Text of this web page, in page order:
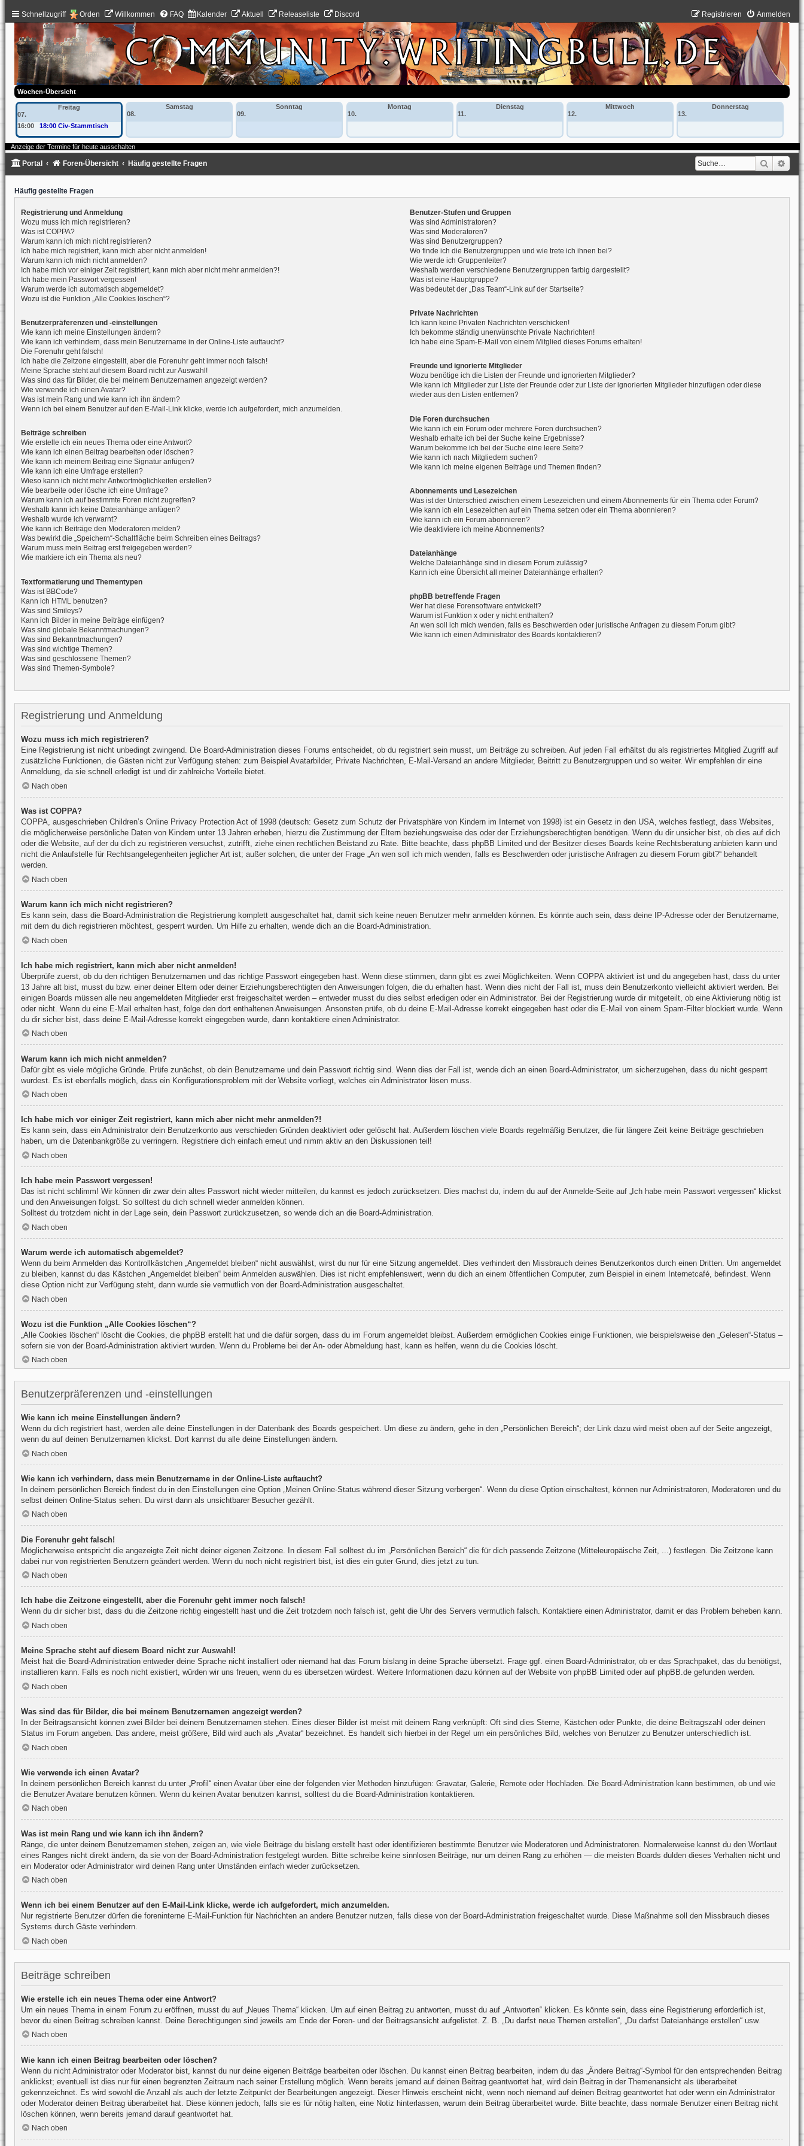
Schnellzugriff Orden Willkommen FAQ Kalender Aktuell Releaseliste Discord Anmelden
Registrieren
Wochen-Übersicht
Freitag
07.
16:00
18:00 Civ-Stammtisch
Samstag
08.
Sonntag
09.
Montag
10.
Dienstag
11.
Mittwoch
12.
Donnerstag
13.
Anzeige der Termine für heute ausschalten
Suche
Portal Foren-Übersicht Häufig gestellte Fragen
Häufig gestellte Fragen
Registrierung und Anmeldung
Wozu muss ich mich registrieren?
Was ist COPPA?
Warum kann ich mich nicht registrieren?
Ich habe mich registriert, kann mich aber nicht anmelden!
Warum kann ich mich nicht anmelden?
Ich habe mich vor einiger Zeit registriert, kann mich aber nicht mehr anmelden?!
Ich habe mein Passwort vergessen!
Warum werde ich automatisch abgemeldet?
Wozu ist die Funktion „Alle Cookies löschen“?
Benutzerpräferenzen und -einstellungen
Wie kann ich meine Einstellungen ändern?
Wie kann ich verhindern, dass mein Benutzername in der Online-Liste auftaucht?
Die Forenuhr geht falsch!
Ich habe die Zeitzone eingestellt, aber die Forenuhr geht immer noch falsch!
Meine Sprache steht auf diesem Board nicht zur Auswahl!
Was sind das für Bilder, die bei meinem Benutzernamen angezeigt werden?
Wie verwende ich einen Avatar?
Was ist mein Rang und wie kann ich ihn ändern?
Wenn ich bei einem Benutzer auf den E-Mail-Link klicke, werde ich aufgefordert, mich anzumelden.
Beiträge schreiben
Wie erstelle ich ein neues Thema oder eine Antwort?
Wie kann ich einen Beitrag bearbeiten oder löschen?
Wie kann ich meinem Beitrag eine Signatur anfügen?
Wie kann ich eine Umfrage erstellen?
Wieso kann ich nicht mehr Antwortmöglichkeiten erstellen?
Wie bearbeite oder lösche ich eine Umfrage?
Warum kann ich auf bestimmte Foren nicht zugreifen?
Weshalb kann ich keine Dateianhänge anfügen?
Weshalb wurde ich verwarnt?
Wie kann ich Beiträge den Moderatoren melden?
Was bewirkt die „Speichern“-Schaltfläche beim Schreiben eines Beitrags?
Warum muss mein Beitrag erst freigegeben werden?
Wie markiere ich ein Thema als neu?
Textformatierung und Thementypen
Was ist BBCode?
Kann ich HTML benutzen?
Was sind Smileys?
Kann ich Bilder in meine Beiträge einfügen?
Was sind globale Bekanntmachungen?
Was sind Bekanntmachungen?
Was sind wichtige Themen?
Was sind geschlossene Themen?
Was sind Themen-Symbole?
Benutzer-Stufen und Gruppen
Was sind Administratoren?
Was sind Moderatoren?
Was sind Benutzergruppen?
Wo finde ich die Benutzergruppen und wie trete ich ihnen bei?
Wie werde ich Gruppenleiter?
Weshalb werden verschiedene Benutzergruppen farbig dargestellt?
Was ist eine Hauptgruppe?
Was bedeutet der „Das Team“-Link auf der Startseite?
Private Nachrichten
Ich kann keine Privaten Nachrichten verschicken!
Ich bekomme ständig unerwünschte Private Nachrichten!
Ich habe eine Spam-E-Mail von einem Mitglied dieses Forums erhalten!
Freunde und ignorierte Mitglieder
Wozu benötige ich die Listen der Freunde und ignorierten Mitglieder?
Wie kann ich Mitglieder zur Liste der Freunde oder zur Liste der ignorierten Mitglieder hinzufügen oder diese
wieder aus den Listen entfernen?
Die Foren durchsuchen
Wie kann ich ein Forum oder mehrere Foren durchsuchen?
Weshalb erhalte ich bei der Suche keine Ergebnisse?
Warum bekomme ich bei der Suche eine leere Seite?
Wie kann ich nach Mitgliedern suchen?
Wie kann ich meine eigenen Beiträge und Themen finden?
Abonnements und Lesezeichen
Was ist der Unterschied zwischen einem Lesezeichen und einem Abonnements für ein Thema oder Forum?
Wie kann ich ein Lesezeichen auf ein Thema setzen oder ein Thema abonnieren?
Wie kann ich ein Forum abonnieren?
Wie deaktiviere ich meine Abonnements?
Dateianhänge
Welche Dateianhänge sind in diesem Forum zulässig?
Kann ich eine Übersicht all meiner Dateianhänge erhalten?
phpBB betreffende Fragen
Wer hat diese Forensoftware entwickelt?
Warum ist Funktion x oder y nicht enthalten?
An wen soll ich mich wenden, falls es Beschwerden oder juristische Anfragen zu diesem Forum gibt?
Wie kann ich einen Administrator des Boards kontaktieren?
Registrierung und Anmeldung
Wozu muss ich mich registrieren?
Eine Registrierung ist nicht unbedingt zwingend. Die Board-Administration dieses Forums entscheidet, ob du registriert sein musst, um Beiträge zu schreiben. Auf jeden Fall erhältst du als registriertes Mitglied Zugriff auf
zusätzliche Funktionen, die Gästen nicht zur Verfügung stehen: zum Beispiel Avatarbilder, Private Nachrichten, E-Mail-Versand an andere Mitglieder, Beitritt zu Benutzergruppen und so weiter. Wir empfehlen dir eine
Anmeldung, da sie schnell erledigt ist und dir zahlreiche Vorteile bietet.
Nach oben
Was ist COPPA?
COPPA, ausgeschrieben Children’s Online Privacy Protection Act of 1998 (deutsch: Gesetz zum Schutz der Privatsphäre von Kindern im Internet von 1998) ist ein Gesetz in den USA, welches festlegt, dass Websites,
die möglicherweise persönliche Daten von Kindern unter 13 Jahren erheben, hierzu die Zustimmung der Eltern beziehungsweise des oder der Erziehungsberechtigten benötigen. Wenn du dir unsicher bist, ob dies auf dich
oder die Website, auf der du dich zu registrieren versuchst, zutrifft, ziehe einen rechtlichen Beistand zu Rate. Bitte beachte, dass phpBB Limited und der Besitzer dieses Boards keine Rechtsberatung anbieten kann und
nicht die Anlaufstelle für Rechtsangelegenheiten jeglicher Art ist; außer solchen, die unter der Frage „An wen soll ich mich wenden, falls es Beschwerden oder juristische Anfragen zu diesem Forum gibt?“ behandelt
werden.
Nach oben
Warum kann ich mich nicht registrieren?
Es kann sein, dass die Board-Administration die Registrierung komplett ausgeschaltet hat, damit sich keine neuen Benutzer mehr anmelden können. Es könnte auch sein, dass deine IP-Adresse oder der Benutzername,
mit dem du dich registrieren möchtest, gesperrt wurden. Um Hilfe zu erhalten, wende dich an die Board-Administration.
Nach oben
Ich habe mich registriert, kann mich aber nicht anmelden!
Überprüfe zuerst, ob du den richtigen Benutzernamen und das richtige Passwort eingegeben hast. Wenn diese stimmen, dann gibt es zwei Möglichkeiten. Wenn COPPA aktiviert ist und du angegeben hast, dass du unter
13 Jahre alt bist, musst du bzw. einer deiner Eltern oder deiner Erziehungsberechtigten den Anweisungen folgen, die du erhalten hast. Wenn dies nicht der Fall ist, muss dein Benutzerkonto vielleicht aktiviert werden. Bei
einigen Boards müssen alle neu angemeldeten Mitglieder erst freigeschaltet werden – entweder musst du dies selbst erledigen oder ein Administrator. Bei der Registrierung wurde dir mitgeteilt, ob eine Aktivierung nötig ist
oder nicht. Wenn du eine E-Mail erhalten hast, folge den dort enthaltenen Anweisungen. Ansonsten prüfe, ob du deine E-Mail-Adresse korrekt eingegeben hast oder die E-Mail von einem Spam-Filter blockiert wurde. Wenn
du dir sicher bist, dass deine E-Mail-Adresse korrekt eingegeben wurde, dann kontaktiere einen Administrator.
Nach oben
Warum kann ich mich nicht anmelden?
Dafür gibt es viele mögliche Gründe. Prüfe zunächst, ob dein Benutzername und dein Passwort richtig sind. Wenn dies der Fall ist, wende dich an einen Board-Administrator, um sicherzugehen, dass du nicht gesperrt
wurdest. Es ist ebenfalls möglich, dass ein Konfigurationsproblem mit der Website vorliegt, welches ein Administrator lösen muss.
Nach oben
Ich habe mich vor einiger Zeit registriert, kann mich aber nicht mehr anmelden?!
Es kann sein, dass ein Administrator dein Benutzerkonto aus verschieden Gründen deaktiviert oder gelöscht hat. Außerdem löschen viele Boards regelmäßig Benutzer, die für längere Zeit keine Beiträge geschrieben
haben, um die Datenbankgröße zu verringern. Registriere dich einfach erneut und nimm aktiv an den Diskussionen teil!
Nach oben
Ich habe mein Passwort vergessen!
Das ist nicht schlimm! Wir können dir zwar dein altes Passwort nicht wieder mitteilen, du kannst es jedoch zurücksetzen. Dies machst du, indem du auf der Anmelde-Seite auf „Ich habe mein Passwort vergessen“ klickst
und den Anweisungen folgst. So solltest du dich schnell wieder anmelden können.
Solltest du trotzdem nicht in der Lage sein, dein Passwort zurückzusetzen, so wende dich an die Board-Administration.
Nach oben
Warum werde ich automatisch abgemeldet?
Wenn du beim Anmelden das Kontrollkästchen „Angemeldet bleiben“ nicht auswählst, wirst du nur für eine Sitzung angemeldet. Dies verhindert den Missbrauch deines Benutzerkontos durch einen Dritten. Um angemeldet
zu bleiben, kannst du das Kästchen „Angemeldet bleiben“ beim Anmelden auswählen. Dies ist nicht empfehlenswert, wenn du dich an einem öffentlichen Computer, zum Beispiel in einem Internetcafé, befindest. Wenn
diese Option nicht zur Verfügung steht, dann wurde sie vermutlich von der Board-Administration ausgeschaltet.
Nach oben
Wozu ist die Funktion „Alle Cookies löschen“?
„Alle Cookies löschen“ löscht die Cookies, die phpBB erstellt hat und die dafür sorgen, dass du im Forum angemeldet bleibst. Außerdem ermöglichen Cookies einige Funktionen, wie beispielsweise den „Gelesen“-Status –
sofern sie von der Board-Administration aktiviert wurden. Wenn du Probleme bei der An- oder Abmeldung hast, kann es helfen, wenn du die Cookies löscht.
Nach oben
Benutzerpräferenzen und -einstellungen
Wie kann ich meine Einstellungen ändern?
Wenn du dich registriert hast, werden alle deine Einstellungen in der Datenbank des Boards gespeichert. Um diese zu ändern, gehe in den „Persönlichen Bereich“; der Link dazu wird meist oben auf der Seite angezeigt,
wenn du auf deinen Benutzernamen klickst. Dort kannst du alle deine Einstellungen ändern.
Nach oben
Wie kann ich verhindern, dass mein Benutzername in der Online-Liste auftaucht?
In deinem persönlichen Bereich findest du in den Einstellungen eine Option „Meinen Online-Status während dieser Sitzung verbergen“. Wenn du diese Option einschaltest, können nur Administratoren, Moderatoren und du
selbst deinen Online-Status sehen. Du wirst dann als unsichtbarer Besucher gezählt.
Nach oben
Die Forenuhr geht falsch!
Möglicherweise entspricht die angezeigte Zeit nicht deiner eigenen Zeitzone. In diesem Fall solltest du im „Persönlichen Bereich“ die für dich passende Zeitzone (Mitteleuropäische Zeit, ...) festlegen. Die Zeitzone kann
dabei nur von registrierten Benutzern geändert werden. Wenn du noch nicht registriert bist, ist dies ein guter Grund, dies jetzt zu tun.
Nach oben
Ich habe die Zeitzone eingestellt, aber die Forenuhr geht immer noch falsch!
Wenn du dir sicher bist, dass du die Zeitzone richtig eingestellt hast und die Zeit trotzdem noch falsch ist, geht die Uhr des Servers vermutlich falsch. Kontaktiere einen Administrator, damit er das Problem beheben kann.
Nach oben
Meine Sprache steht auf diesem Board nicht zur Auswahl!
Meist hat die Board-Administration entweder deine Sprache nicht installiert oder niemand hat das Forum bislang in deine Sprache übersetzt. Frage ggf. einen Board-Administrator, ob er das Sprachpaket, das du benötigst,
installieren kann. Falls es noch nicht existiert, würden wir uns freuen, wenn du es übersetzen würdest. Weitere Informationen dazu können auf der Website von phpBB Limited oder auf phpBB.degefunden werden.
Nach oben
Was sind das für Bilder, die bei meinem Benutzernamen angezeigt werden?
In der Beitragsansicht können zwei Bilder bei deinem Benutzernamen stehen. Eines dieser Bilder ist meist mit deinem Rang verknüpft: Oft sind dies Sterne, Kästchen oder Punkte, die deine Beitragszahl oder deinen
Status im Forum angeben. Das andere, meist größere, Bild wird auch als „Avatar“ bezeichnet. Es handelt sich hierbei in der Regel um ein persönliches Bild, welches von Benutzer zu Benutzer unterschiedlich ist.
Nach oben
Wie verwende ich einen Avatar?
In deinem persönlichen Bereich kannst du unter „Profil“ einen Avatar über eine der folgenden vier Methoden hinzufügen: Gravatar, Galerie, Remote oder Hochladen. Die Board-Administration kann bestimmen, ob und wie
die Benutzer Avatare benutzen können. Wenn du keinen Avatar benutzen kannst, solltest du die Board-Administration kontaktieren.
Nach oben
Was ist mein Rang und wie kann ich ihn ändern?
Ränge, die unter deinem Benutzernamen stehen, zeigen an, wie viele Beiträge du bislang erstellt hast oder identifizieren bestimmte Benutzer wie Moderatoren und Administratoren. Normalerweise kannst du den Wortlaut
eines Ranges nicht direkt ändern, da sie von der Board-Administration festgelegt wurden. Bitte schreibe keine sinnlosen Beiträge, nur um deinen Rang zu erhöhen — die meisten Boards dulden dieses Verhalten nicht und
ein Moderator oder Administrator wird deinen Rang unter Umständen einfach wieder zurücksetzen.
Nach oben
Wenn ich bei einem Benutzer auf den E-Mail-Link klicke, werde ich aufgefordert, mich anzumelden.
Nur registrierte Benutzer dürfen die foreninterne E-Mail-Funktion für Nachrichten an andere Benutzer nutzen, falls diese von der Board-Administration freigeschaltet wurde. Diese Maßnahme soll den Missbrauch dieses
Systems durch Gäste verhindern.
Nach oben
Beiträge schreiben
Wie erstelle ich ein neues Thema oder eine Antwort?
Um ein neues Thema in einem Forum zu eröffnen, musst du auf „Neues Thema“ klicken. Um auf einen Beitrag zu antworten, musst du auf „Antworten“ klicken. Es könnte sein, dass eine Registrierung erforderlich ist,
bevor du einen Beitrag schreiben kannst. Deine Berechtigungen sind jeweils am Ende der Foren- und der Beitragsansicht aufgelistet. Z. B. „Du darfst neue Themen erstellen“, „Du darfst Dateianhänge erstellen“ usw.
Nach oben
Wie kann ich einen Beitrag bearbeiten oder löschen?
Wenn du nicht Administrator oder Moderator bist, kannst du nur deine eigenen Beiträge bearbeiten oder löschen. Du kannst einen Beitrag bearbeiten, indem du das „Ändere Beitrag“-Symbol für den entsprechenden Beitrag
anklickst; eventuell ist dies nur für einen begrenzten Zeitraum nach seiner Erstellung möglich. Wenn bereits jemand auf deinen Beitrag geantwortet hat, wird dein Beitrag in der Themenansicht als überarbeitet
gekennzeichnet. Es wird sowohl die Anzahl als auch der letzte Zeitpunkt der Bearbeitungen angezeigt. Dieser Hinweis erscheint nicht, wenn noch niemand auf deinen Beitrag geantwortet hat oder wenn ein Administrator
oder Moderator deinen Beitrag überarbeitet hat. Diese können jedoch, falls sie es für nötig halten, eine Notiz hinterlassen, warum dein Beitrag überarbeitet wurde. Bitte beachte, dass normale Benutzer einen Beitrag nicht
löschen können, wenn bereits jemand darauf geantwortet hat.
Nach oben